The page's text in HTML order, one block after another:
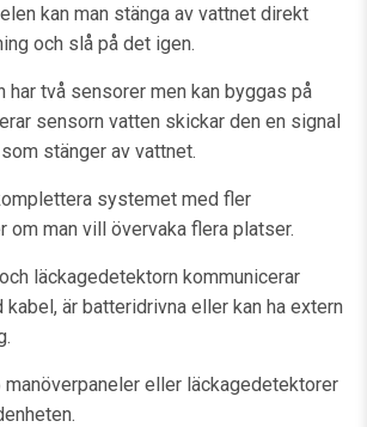
kan man stänga av vattnet direkt
och slå på det igen.
har två sensorer men kan byggas på
sensorn vatten skickar den en signal
stänger av vattnet.
systemet med fler
om man vill övervaka flera platser.
läckagedetektorn kommunicerar
är batteridrivna eller kan ha extern
manöverpaneler eller läckagedetektorer